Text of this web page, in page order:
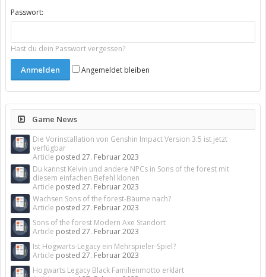
Passwort:
Hast du dein Passwort vergessen?
Angemeldet bleiben
Game News
Die Vorinstallation von Genshin Impact Version 3.5 ist jetzt
verfügbar
Article posted 27. Februar 2023
Du kannst Kelvin und andere NPCs in Sons of the forest mit
diesem einfachen Befehl klonen
Article posted 27. Februar 2023
Wachsen Sons of the forest-Bäume nach?
Article posted 27. Februar 2023
Sons of the forest Modern Axe Standort
Article posted 27. Februar 2023
Ist Hogwarts-Legacy ein Mehrspieler-Spiel?
Article posted 27. Februar 2023
Hogwarts Legacy Black Familienmotto erklärt